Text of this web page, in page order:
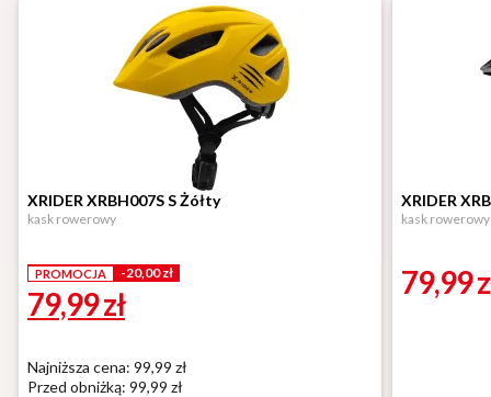
XRIDER XRBH007S S Żółty
kask rowerowy
PROMOCJA -20,00 zł
79,99zł
Najniższa cena: 99,99 zł
Przed obniżką: 99,99 zł
XRIDER
kask rowerowy
79,99